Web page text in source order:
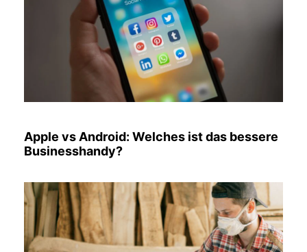
Apple vs Android: Welches ist das bessere
Businesshandy?